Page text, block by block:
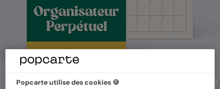
Popcarte utilise des cookies 🍪